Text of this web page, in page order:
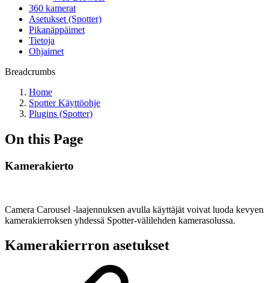
360 kamerat
Asetukset (Spotter)
Pikanäppäimet
Tietoja
Ohjaimet
Breadcrumbs
Home
Spotter Käyttöohje
Plugins (Spotter)
On this Page
Kamerakierto
Camera Carousel -laajennuksen avulla käyttäjät voivat luoda kevyen
kamerakierroksen yhdessä Spotter-välilehden kamerasolussa.
Kamerakierrron asetukset